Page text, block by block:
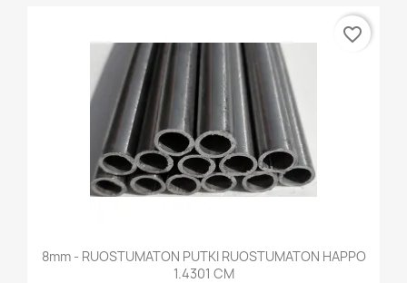
8mm - RUOSTUMATON PUTKI RUOSTUMATON HAPPO
1.4301 CM
favorite_border